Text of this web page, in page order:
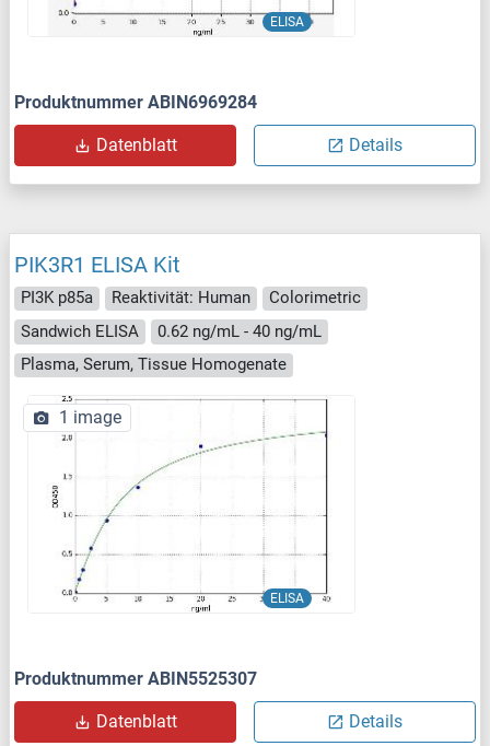
ELISA
Produktnummer ABIN6969284
Datenblatt Details
PIK3R1 ELISA Kit
PI3K p85a Reaktivität: Human
Colorimetric
Sandwich ELISA
0.62 ng/mL - 40 ng/mL
Plasma, Serum, Tissue Homogenate
ELISA
1 image
Produktnummer ABIN5525307
Datenblatt Details